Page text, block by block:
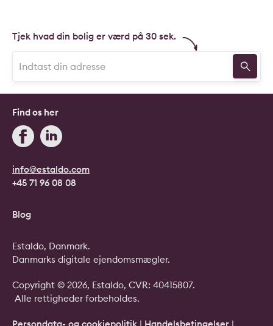
Tjek hvad din bolig er værd på 30 sek.
info@estaldo.com
+45 71 96 08 08
Find os her
Blog
Copyright © 2026, Estaldo, CVR: 40415807.
Alle rettigheder forbeholdes.
Persondata- og cookiepolitik | Handelsbetingelser |
Estaldo, Danmark.
Danmarks digitale ejendomsmægler.